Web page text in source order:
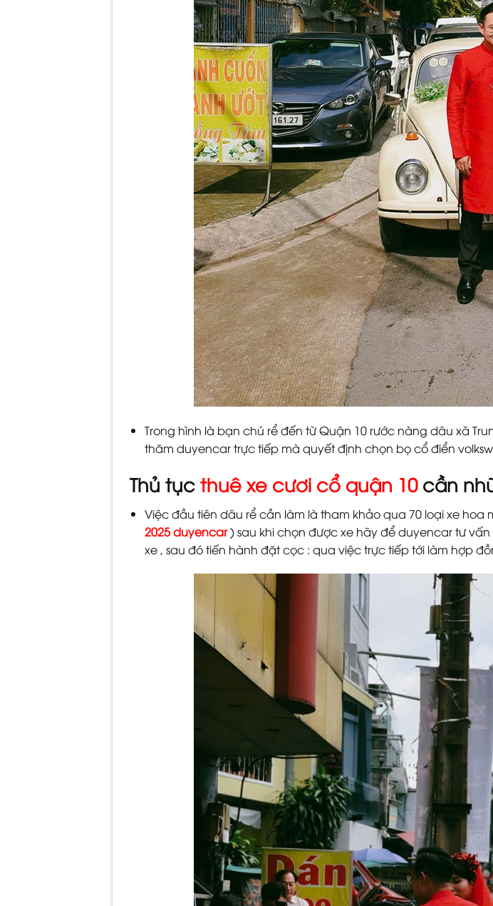
Trong hình là bạn chú rể đến từ Quận 10 rước nàng dâu xã
thăm duyencar trực tiếp mà quyết định chọn bọ cổ điển
Thủ tục thuê xe cươi cổ quận 10 cần
Việc đầu tiên dâu rể cần làm là tham khảo qua 70 loại xe
2025 duyencar) sau khi chọn được xe hãy để duyencar tư
xe , sau đó tiến hành đặt cọc : qua việc trực tiếp tới làm hợp